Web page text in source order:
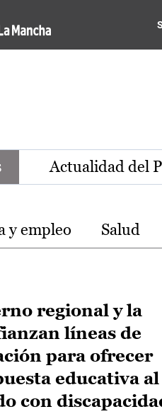
de
Actualidad del
y empleo Salud
regional y la
líneas de
para ofrecer
educativa al
con